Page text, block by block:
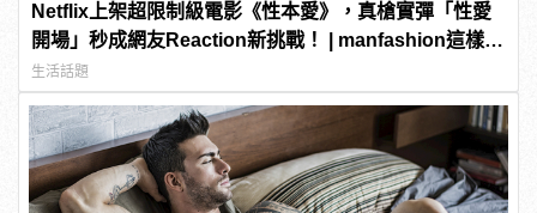
Netflix上架超限制級電影《性本愛》，真槍實彈「性愛
開場」秒成網友Reaction新挑戰！ | manfashion這樣變
型男
生活話題